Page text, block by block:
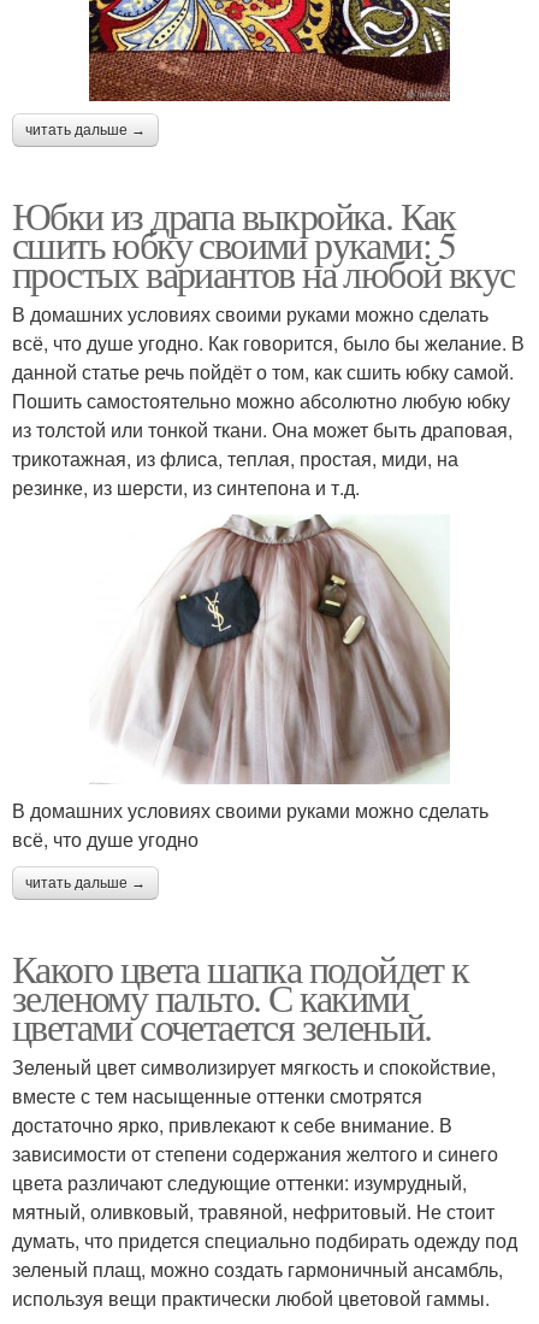
читать дальше →
Юбки из драпа выкройка. Как
сшить юбку своими руками: 5
простых вариантов на любой вкус
В домашних условиях своими руками можно сделать
всё, что душе угодно. Как говорится, было бы желание. В
данной статье речь пойдёт о том, как сшить юбку самой.
Пошить самостоятельно можно абсолютно любую юбку
из толстой или тонкой ткани. Она может быть драповая,
трикотажная, из флиса, теплая, простая, миди, на
резинке, из шерсти, из синтепона и т.д.
В домашних условиях своими руками можно сделать
всё, что душе угодно
читать дальше →
Какого цвета шапка подойдет к
зеленому пальто. С какими
цветами сочетается зеленый.
Зеленый цвет символизирует мягкость и спокойствие,
вместе с тем насыщенные оттенки смотрятся
достаточно ярко, привлекают к себе внимание. В
зависимости от степени содержания желтого и синего
цвета различают следующие оттенки: изумрудный,
мятный, оливковый, травяной, нефритовый. Не стоит
думать, что придется специально подбирать одежду под
зеленый плащ, можно создать гармоничный ансамбль,
используя вещи практически любой цветовой гаммы.